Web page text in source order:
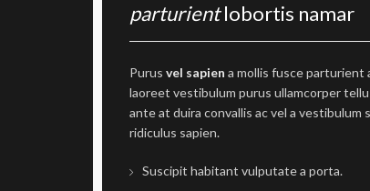
parturientlobortis namar
Purus vel sapien a mollis fusce parturient
laoreet vestibulum purus ullamcorper
ante at duira convallis ac vel a vestibulum
ridiculus sapien.
Suscipit habitant vulputate a porta.